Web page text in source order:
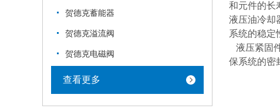
贺德克蓄能器
贺德克溢流阀
贺德克电磁阀
查看更多
和元件的长
液压油冷却
系统的稳定
液压紧固
保系统的密